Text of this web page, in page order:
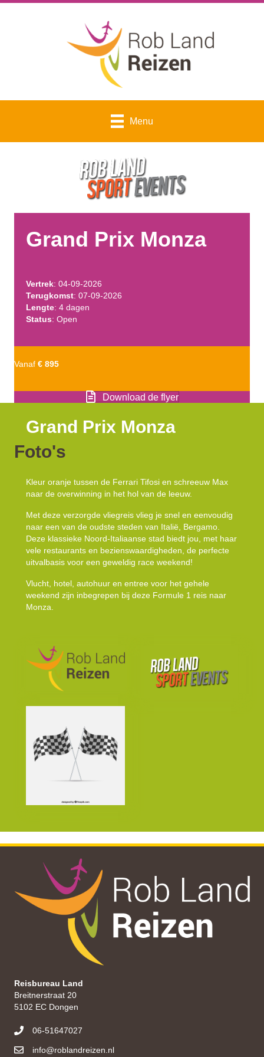
Menu
Grand Prix Monza
Vertrek: 04-09-2026
Terugkomst: 07-09-2026
Lengte: 4 dagen
Status: Open
Vanaf € 895
Download de flyer
Grand Prix Monza
Foto's
Kleur oranje tussen de Ferrari Tifosi en schreeuw Max
naar de overwinning in het hol van de leeuw.
Met deze verzorgde vliegreis vlieg je snel en eenvoudig
naar een van de oudste steden van Italië, Bergamo.
Deze klassieke Noord-Italiaanse stad biedt jou, met haar
vele restaurants en bezienswaardigheden, de perfecte
uitvalbasis voor een geweldig race weekend!
Vlucht, hotel, autohuur en entree voor het gehele
weekend zijn inbegrepen bij deze Formule 1 reis naar
Monza.
Reisbureau Land
Breitnerstraat 20
5102 EC Dongen
06-51647027
info@roblandreizen.nl